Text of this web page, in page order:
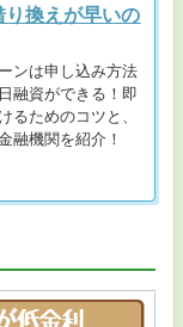
換えが早いの
ンは申し込み方法
融資ができる！即
るためのコツと、
融機関を紹介！